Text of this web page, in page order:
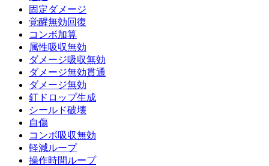
固定ダメージ
覚醒無効回復
コンボ加算
属性吸収無効
ダメージ吸収無効
ダメージ無効貫通
ダメージ無効
釘ドロップ生成
シールド破壊
自傷
コンボ吸収無効
軽減ループ
操作時間ループ